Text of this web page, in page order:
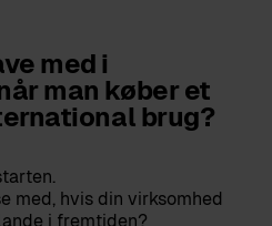
med i
man køber et
brug?
med, hvis din virksomhed
i fremtiden?